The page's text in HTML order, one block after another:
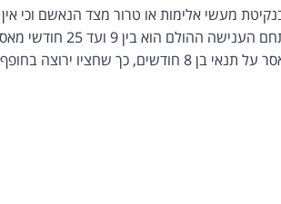
מעשי אלימות או טרור מצד הנאשם וכי
הובילו באופן ישיר לפעולות כאלו